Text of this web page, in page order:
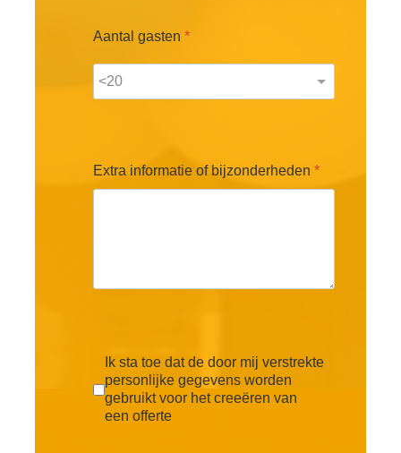
Aantal gasten *
Extra informatie of bijzonderheden *
Ik sta toe dat de door mij verstrekte
personlijke gegevens worden
gebruikt voor het creeëren van
een offerte